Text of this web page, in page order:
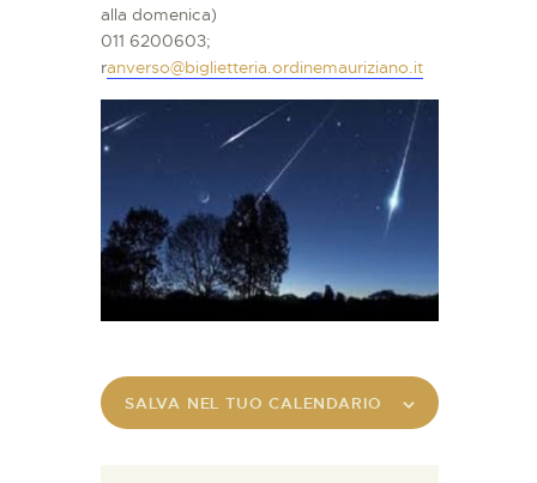
alla domenica)
011 6200603;
ranverso@biglietteria.ordinemauriziano.it
SALVA NEL TUO CALENDARIO